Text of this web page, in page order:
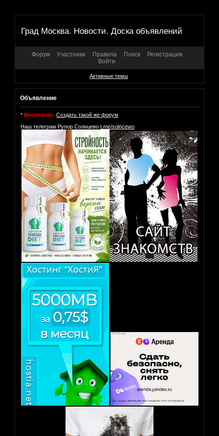
Град Москва. Новости. Доска объявлений
Форум Участники Правила Поиск
Регистрация
Войти
Активные темы
Объявление
* Бесплатно: Создать такой же форум
Наш телеграм Рупор Солнцево t.me/solncewo